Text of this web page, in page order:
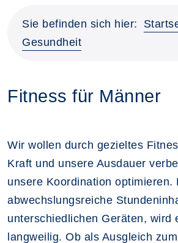
Sie befinden sich hier:
Gesundheit
Fitness für Männer
Wir wollen durch gezieltes
Kraft und unsere Ausdauer
unsere Koordination optimieren.
abwechslungsreiche
unterschiedlichen Geräten, wird
langweilig. Ob als Ausgleich